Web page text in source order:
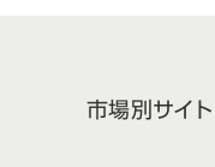
市場別サイト